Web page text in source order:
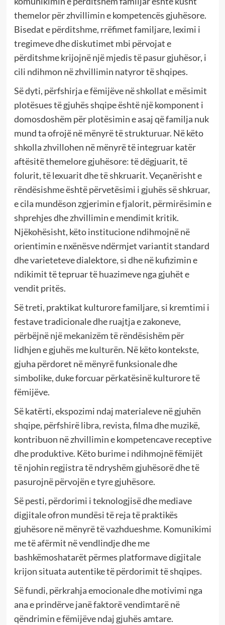
themelor për zhvillimin e kompetencës gjuhësore.
Bisedat e përditshme, rrëfimet familjare, leximi i
tregimeve dhe diskutimet mbi përvojat e
përditshme krijojnë një mjedis të pasur gjuhësor, i
cili ndihmon në zhvillimin natyror të shqipes.
Së dyti, përfshirja e fëmijëve në shkollat e mësimit
plotësues të gjuhës shqipe është një komponent i
domosdoshëm për plotësimin e asaj që familja nuk
mund ta ofrojë në mënyrë të strukturuar. Në këto
shkolla zhvillohen në mënyrë të integruar katër
aftësitë themelore gjuhësore: të dëgjuarit, të
folurit, të lexuarit dhe të shkruarit. Veçanërisht e
rëndësishme është përvetësimi i gjuhës së shkruar,
e cila mundëson zgjerimin e fjalorit, përmirësimin e
shprehjes dhe zhvillimin e mendimit kritik.
Njëkohësisht, këto institucione ndihmojnë në
orientimin e nxënësve ndërmjet variantit standard
dhe varieteteve dialektore, si dhe në kufizimin e
ndikimit të tepruar të huazimeve nga gjuhët e
vendit pritës.
Së treti, praktikat kulturore familjare, si kremtimi i
festave tradicionale dhe ruajtja e zakoneve,
përbëjnë një mekanizëm të rëndësishëm për
lidhjen e gjuhës me kulturën. Në këto kontekste,
gjuha përdoret në mënyrë funksionale dhe
simbolike, duke forcuar përkatësinë kulturore të
fëmijëve.
Së katërti, ekspozimi ndaj materialeve në gjuhën
shqipe, përfshirë libra, revista, filma dhe muzikë,
kontribuon në zhvillimin e kompetencave receptive
dhe produktive. Këto burime i ndihmojnë fëmijët
të njohin regjistra të ndryshëm gjuhësorë dhe të
pasurojnë përvojën e tyre gjuhësore.
Së pesti, përdorimi i teknologjisë dhe mediave
digjitale ofron mundësi të reja të praktikës
gjuhësore në mënyrë të vazhdueshme. Komunikimi
me të afërmit në vendlindje dhe me
bashkëmoshatarët përmes platformave digjitale
krijon situata autentike të përdorimit të shqipes.
Së fundi, përkrahja emocionale dhe motivimi nga
ana e prindërve janë faktorë vendimtarë në
qëndrimin e fëmijëve ndaj gjuhës amtare.